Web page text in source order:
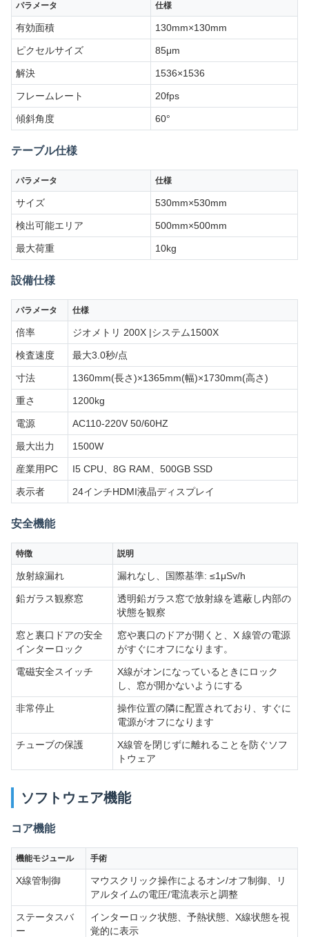
パラメータ 仕様
有効面積 130mm×130mm
ピクセルサイズ 85μm
解決 1536×1536
フレームレート 20fps
傾斜角度 60°
テーブル仕様
パラメータ 仕様
サイズ 530mm×530mm
検出可能エリア 500mm×500mm
最大荷重 10kg
設備仕様
パラメータ 仕様
倍率 ジオメトリ 200X |システム1500X
検査速度 最大3.0秒/点
寸法 1360mm(長さ)×1365mm(幅)×1730mm(高さ)
重さ 1200kg
電源 AC110-220V 50/60HZ
最大出力 1500W
産業用PC I5 CPU、8G RAM、500GB SSD
表示者 24インチHDMI液晶ディスプレイ
安全機能
特徴 説明
放射線漏れ 漏れなし、国際基準: ≤1μSv/h
鉛ガラス観察窓
透明鉛ガラス窓で放射線を遮蔽し内部の
状態を観察
窓と裏口ドアの安全
インターロック
窓や裏口のドアが開くと、X 線管の電源
がすぐにオフになります。
電磁安全スイッチ
X線がオンになっているときにロック
し、窓が開かないようにする
非常停止
操作位置の隣に配置されており、すぐに
電源がオフになります
チューブの保護
X線管を閉じずに離れることを防ぐソフ
トウェア
ソフトウェア機能
コア機能
機能モジュール 手術
X線管制御
マウスクリック操作によるオン/オフ制御、リ
アルタイムの電圧/電流表示と調整
ステータスバ
ー
インターロック状態、予熱状態、X線状態を視
覚的に表示